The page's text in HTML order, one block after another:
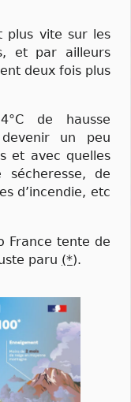
plus vite sur les
et par ailleurs
deux fois plus
de hausse
un peu
et avec quelles
de
d’incendie, etc
France tente de
paru (*).